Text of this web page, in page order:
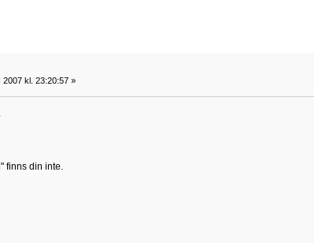
2007 kl. 23:20:57 »
finns din inte.